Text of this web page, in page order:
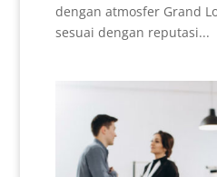
dengan atmosfer Grand
sesuai dengan reputasi...